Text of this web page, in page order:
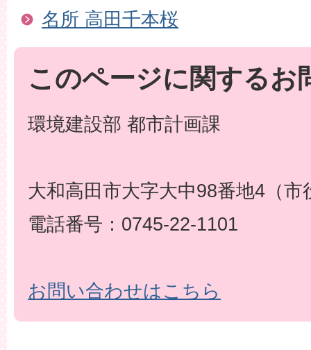
名所 高田千本桜
このページに関するお
環境建設部 都市計画課
大和高田市大字大中98番地4（市
電話番号：0745-22-1101
お問い合わせはこちら